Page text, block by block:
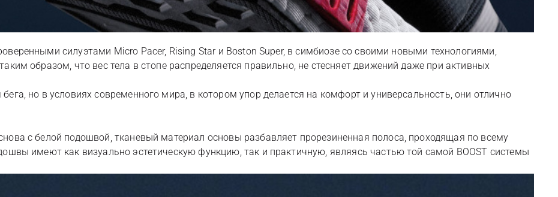
силуэтами Micro Pacer, Rising Star и Boston Super, в симбиозе со своими новыми технологиями,
образом, что вес тела в стопе распределяется правильно, не стесняет движений даже при активных
но в условиях современного мира, в котором упор делается на комфорт и универсальность, они отлично
с белой подошвой, тканевый материал основы разбавляет прорезиненная полоса, проходящая по всему
имеют как визуально эстетическую функцию, так и практичную, являясь частью той самой BOOST системы